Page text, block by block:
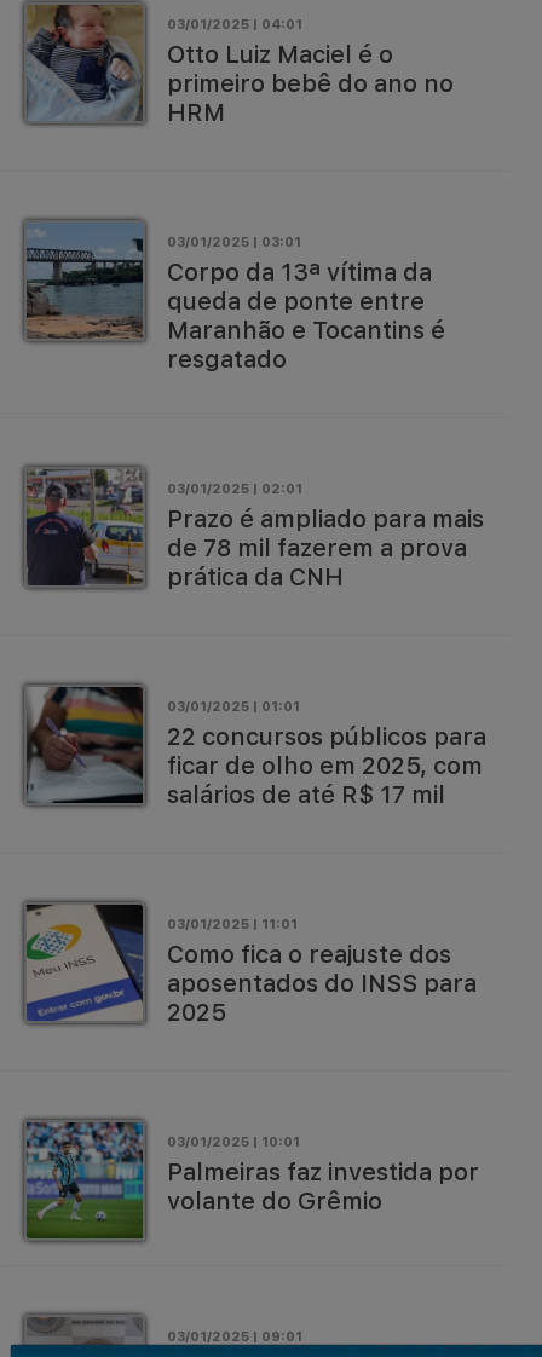
03/01/2025 | 04:01
Otto Luiz Maciel é o
primeiro bebê do ano no
HRM
03/01/2025 | 03:01
Corpo da 13ª vítima da
queda de ponte entre
Maranhão e Tocantins é
resgatado
03/01/2025 | 02:01
Prazo é ampliado para mais
de 78 mil fazerem a prova
prática da CNH
03/01/2025 | 01:01
22 concursos públicos para
ficar de olho em 2025, com
salários de até R$ 17 mil
03/01/2025 | 11:01
Como fica o reajuste dos
aposentados do INSS para
2025
03/01/2025 | 10:01
Palmeiras faz investida por
volante do Grêmio
03/01/2025 | 09:01